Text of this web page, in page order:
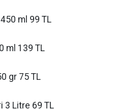
ml 99 TL
ml 139 TL
gr 75 TL
3 Litre 69 TL